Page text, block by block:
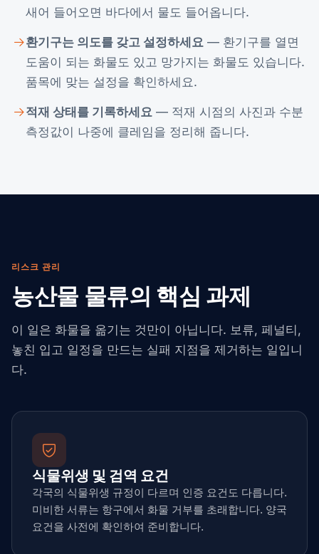
새어 들어오면 바다에서 물도 들어옵니다.
환기구는 의도를 갖고 설정하세요 — 환기구를 열면
도움이 되는 화물도 있고 망가지는 화물도 있습니다.
품목에 맞는 설정을 확인하세요.
적재 상태를 기록하세요 — 적재 시점의 사진과 수분
측정값이 나중에 클레임을 정리해 줍니다.
리스크 관리
농산물 물류의 핵심 과제
이 일은 화물을 옮기는 것만이 아닙니다. 보류, 페널티,
놓친 입고 일정을 만드는 실패 지점을 제거하는 일입니
다.
식물위생 및 검역 요건
각국의 식물위생 규정이 다르며 인증 요건도 다릅니다.
미비한 서류는 항구에서 화물 거부를 초래합니다. 양국
요건을 사전에 확인하여 준비합니다.